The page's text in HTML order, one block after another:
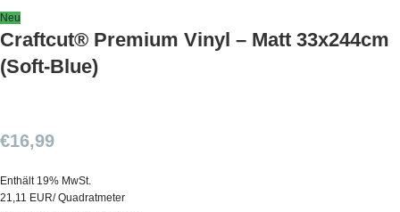
Neu
Craftcut® Premium Vinyl – Matt 33x244cm
(Soft-Blue)
€16,99
Enthält 19% MwSt.
21,11 EUR/ Quadratmeter